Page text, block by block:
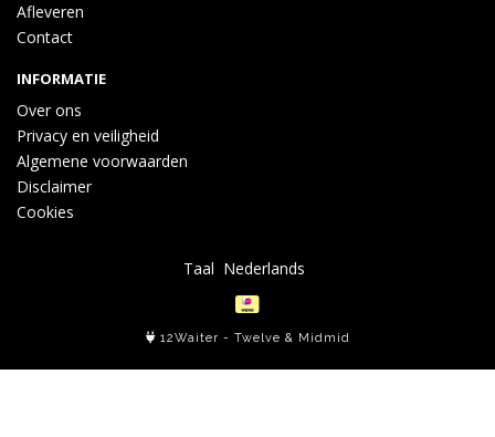
Afleveren
Contact
INFORMATIE
Over ons
Privacy en veiligheid
Algemene voorwaarden
Disclaimer
Cookies
Taal
12Waiter - Twelve & Midmid